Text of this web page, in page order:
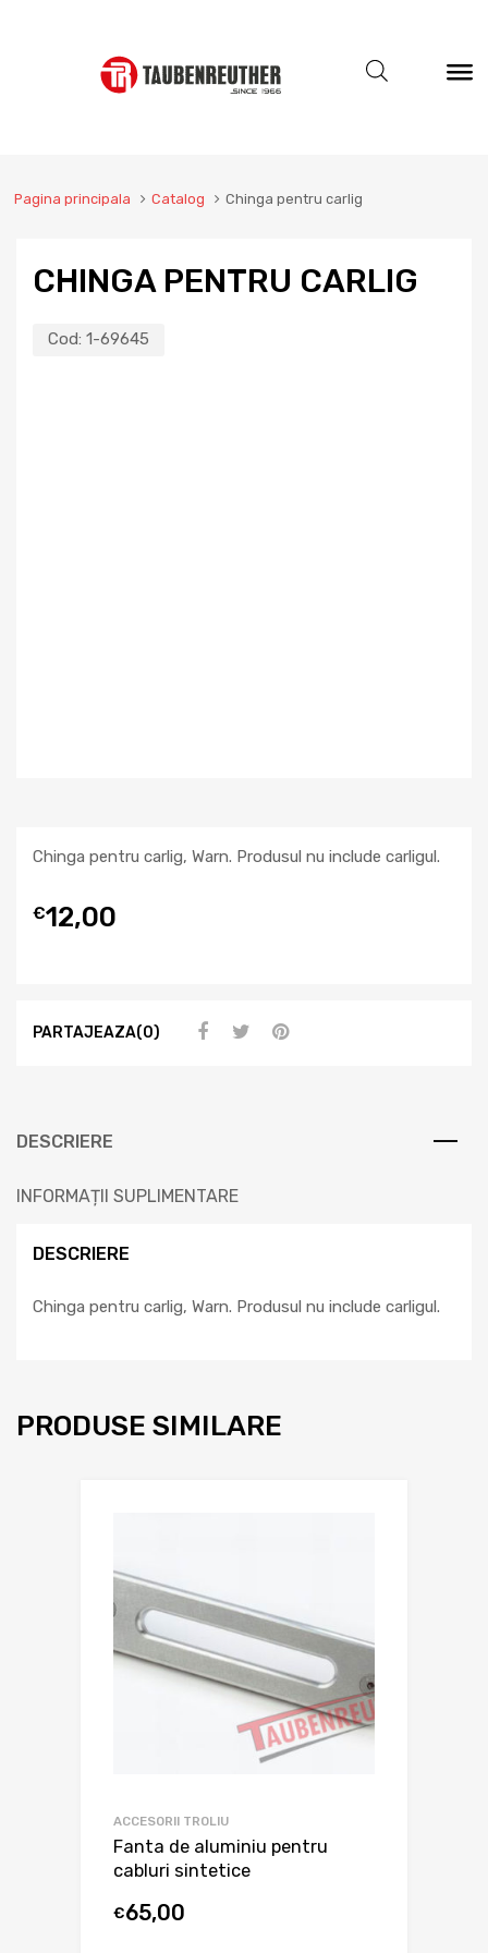
Pagina principala Catalog Chinga pentru carlig
CHINGA PENTRU CARLIG
Cod: 1-69645
Chinga pentru carlig, Warn. Produsul nu include carligul.
€12,00
PARTAJEAZA(0)
DESCRIERE
INFORMAȚII SUPLIMENTARE
DESCRIERE
Chinga pentru carlig, Warn. Produsul nu include carligul.
PRODUSE SIMILARE
ACCESORII TROLIU
Fanta de aluminiu pentru
cabluri sintetice
€65,00